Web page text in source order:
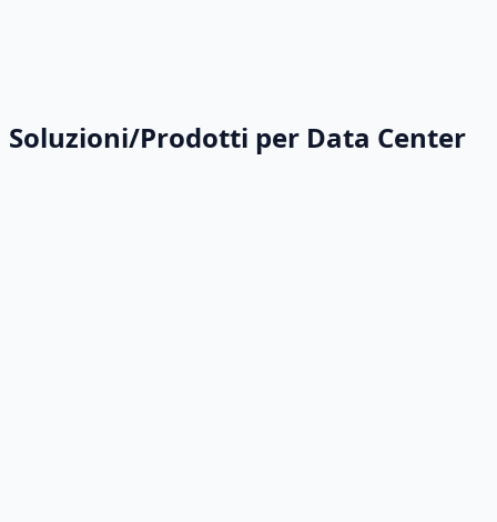
Soluzioni/Prodotti per Data Center